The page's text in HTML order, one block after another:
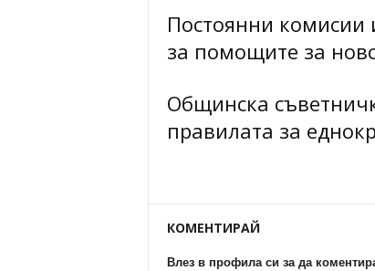
Постоянни комисии
за помощите за
Общинска
правилата за
КОМЕНТИРАЙ
Влез в профила си за да